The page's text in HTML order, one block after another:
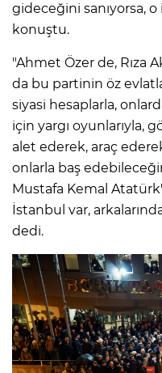
gideceğini sanıyorsa,
konuştu.
"Ahmet Özer de, Rıza
da bu partinin öz
siyasi hesaplarla,
için yargı oyunlarıyla,
alet ederek, araç
onlarla baş
Mustafa Kemal
İstanbul var,
dedi.